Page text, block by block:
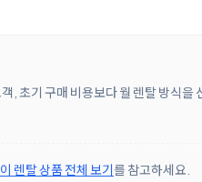
, 초기 구매 비용보다 월 렌탈 방식
렌탈 상품 전체 보기를 참고하세요.